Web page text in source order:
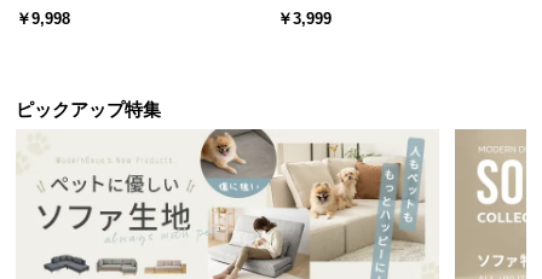
ード 木目/石目調 オープン収納・
￥9,998
スチール 4段階高さ調節 サイドフ
￥3,999
ピックアップ特集